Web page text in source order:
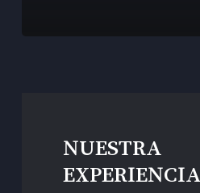
NUESTRA
EXPERIENCIA